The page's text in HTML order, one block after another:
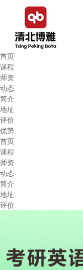
首页
课程
师资
动态
简介
地址
评价
优势
首页
课程
师资
动态
简介
地址
评价